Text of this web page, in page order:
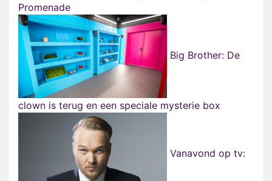
Promenade
Big Brother: De
clown is terug en een speciale mysterie box
Vanavond op tv: